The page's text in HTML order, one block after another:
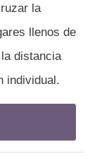
la
llenos de
distancia
individual.